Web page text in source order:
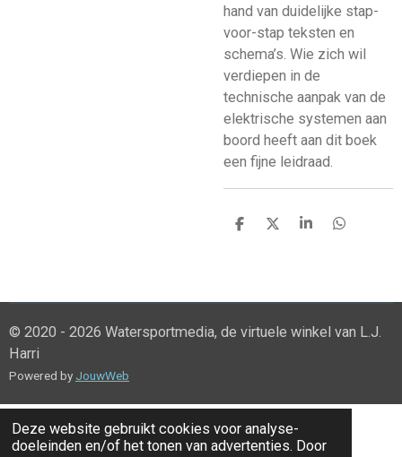
Deze website gebruikt cookies voor analyse-
doeleinden en/of het tonen van advertenties. Door
hand van duidelijke stap-
voor-stap teksten en
schema’s. Wie zich wil
verdiepen in de
technische aanpak van de
elektrische systemen aan
boord heeft aan dit boek
een fijne leidraad.
D
D
S
D
© 2020 - 2026 Watersportmedia, de virtuele winkel van L.J.
Harri
Powered by JouwWeb